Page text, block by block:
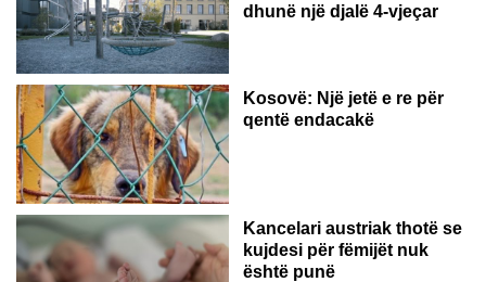
dhunë një djalë 4-vjeçar
Kosovë: Një jetë e re për
qentë endacakë
Kancelari austriak thotë se
kujdesi për fëmijët nuk
është punë